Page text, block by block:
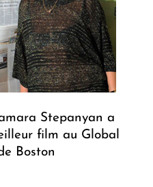
Stepanyan a
film au Global
Boston